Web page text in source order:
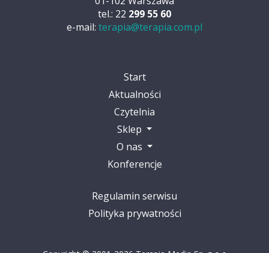
tel.: 22 299 55 60
e-mail: terapia@terapia.com.pl
Start
Aktualności
Czytelnia
Sklep
O nas
Konferencje
Regulamin serwisu
Polityka prywatności